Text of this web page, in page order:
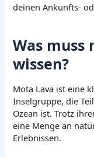
deinen Ankunfts-
Was muss
wissen?
Mota Lava ist eine
Inselgruppe, die
Ozean ist. Trotz
eine Menge an
Erlebnissen.